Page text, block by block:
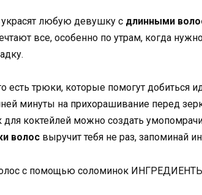
любую девушку с длинными
все, особенно по утрам, когда
есть трюки, которые помогут добиться
минуты на прихорашивание перед
коктейлей можно создать
волос выручит тебя не раз, запоминай
с помощью соломинок